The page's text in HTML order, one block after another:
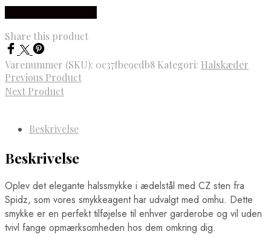
Share this product
Varenummer (SKU): 0c37fbe9edb8 Kategori: Halskæder
Previous Product
Next Product
Beskrivelse
Beskrivelse
Oplev det elegante halssmykke i ædelstål med CZ sten fra
Spidz, som vores smykkeagent har udvalgt med omhu. Dette
smykke er en perfekt tilføjelse til enhver garderobe og vil uden
tvivl fange opmærksomheden hos dem omkring dig.